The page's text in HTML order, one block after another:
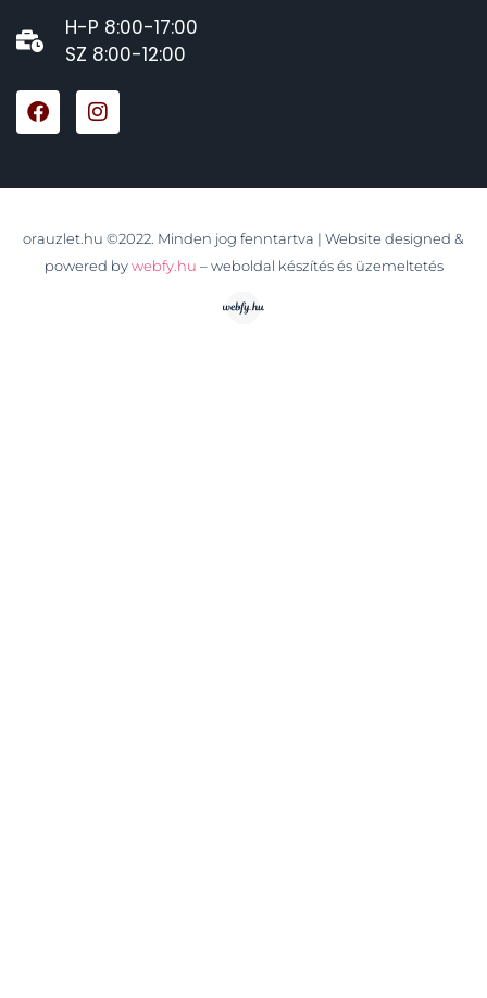
H-P 8:00-17:00
SZ 8:00-12:00
orauzlet.hu ©2022. Minden jog fenntartva | Website designed &
powered by webfy.hu – weboldal készítés és üzemeltetés